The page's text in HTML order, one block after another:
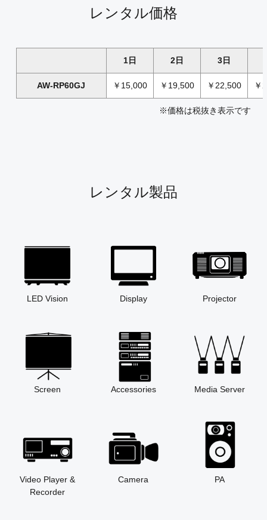
レンタル価格
1日 2日 3日
AW-RP60GJ ￥15,000 ￥19,500 ￥22,500 ￥
※価格は税抜き表示です
レンタル製品
LED Vision Display Projector
Screen Accessories Media Server
Video Player &
Recorder
Camera PA